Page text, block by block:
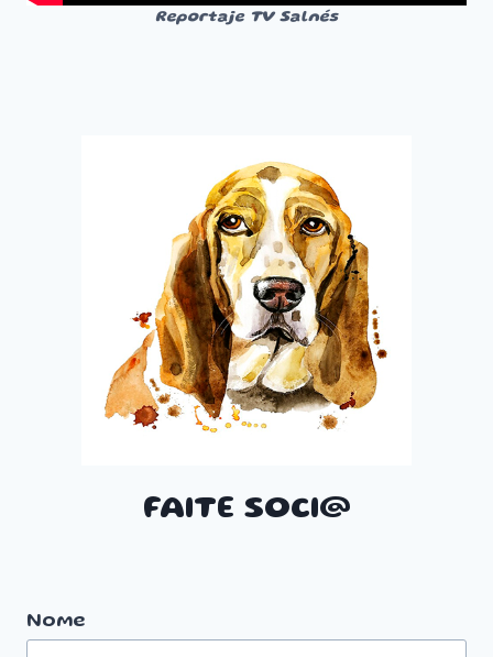
Reportaje TV Salnés
FAITE SOCI@
Nome